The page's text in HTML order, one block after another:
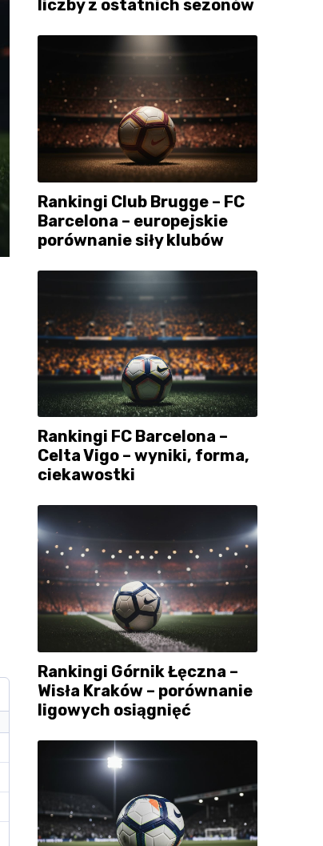
liczby z ostatnich sezonów
Rankingi Club Brugge – FC
Barcelona – europejskie
porównanie siły klubów
Rankingi FC Barcelona –
Celta Vigo – wyniki, forma,
ciekawostki
Rankingi Górnik Łęczna –
Wisła Kraków – porównanie
ligowych osiągnięć